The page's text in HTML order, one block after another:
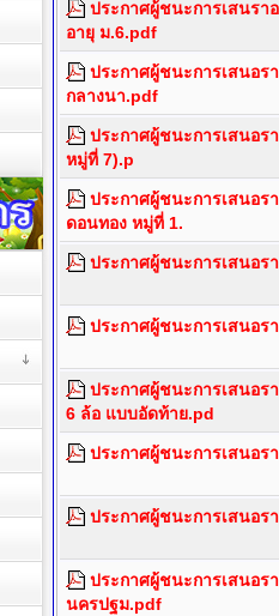
ประกาศผู้ชนะการเสนรา
อายุ ม.6.pdf
ประกาศผู้ชนะการเสนอร
กลางนา.pdf
ประกาศผู้ชนะการเสนอร
หมู่ที่ 7).p
ประกาศผู้ชนะการเสนอร
ดอนทอง หมู่ที่ 1.
ประกาศผู้ชนะการเสนอร
ประกาศผู้ชนะการเสนอ
ประกาศผู้ชนะการเสนอ
6 ล้อ แบบอัดท้าย.pd
ประกาศผู้ชนะการเสนอ
ประกาศผู้ชนะการเสนอร
ประกาศผู้ชนะการเสนอร
นครปฐม.pdf